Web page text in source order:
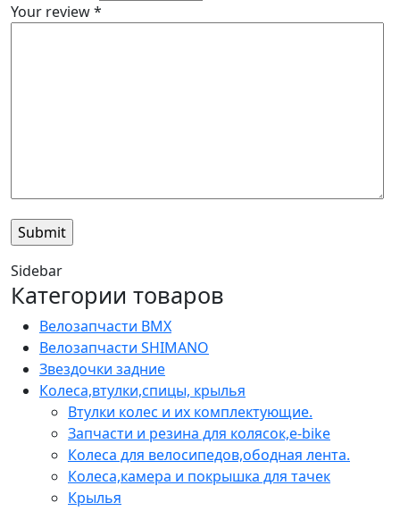
Your review*
Sidebar
Категории товаров
Велозапчасти BMX
Велозапчасти SHIMANO
Звездочки задние
Колеса,втулки,спицы, крылья
Втулки колес и их комплектующие.
Запчасти и резина для колясок,e-bike
Колеса для велосипедов,ободная лента.
Колеса,камера и покрышка для тачек
Крылья